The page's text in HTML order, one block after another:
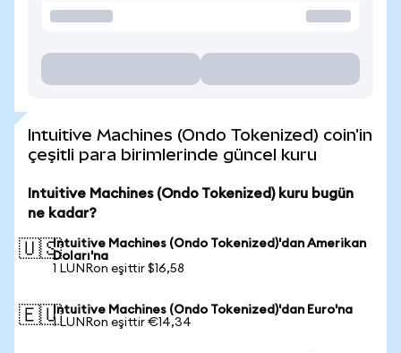
Intuitive Machines (Ondo Tokenized) coin'in
çeşitli para birimlerinde güncel kuru
Intuitive Machines (Ondo Tokenized) kuru bugün
ne kadar?
🇺🇸Intuitive Machines (Ondo Tokenized)'dan Amerikan
Doları'na
1 LUNRon eşittir $16,58
🇪🇺Intuitive Machines (Ondo Tokenized)'dan Euro'na
1 LUNRon eşittir €14,34